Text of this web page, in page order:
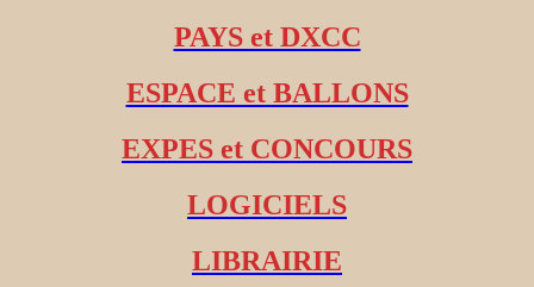
PAYS et DXCC
ESPACE et BALLONS
EXPES et CONCOURS
LOGICIELS
LIBRAIRIE